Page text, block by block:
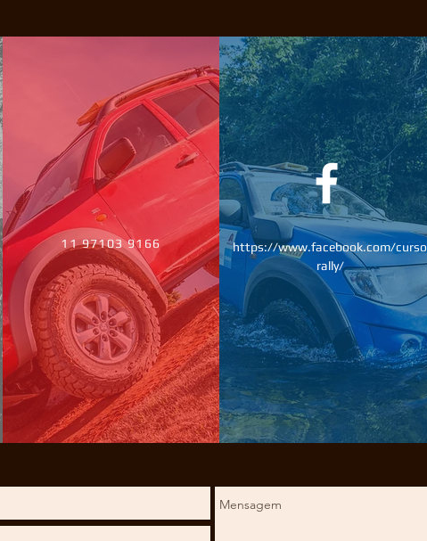
11 97103 9166
https://www.facebook.com/curso
rally/